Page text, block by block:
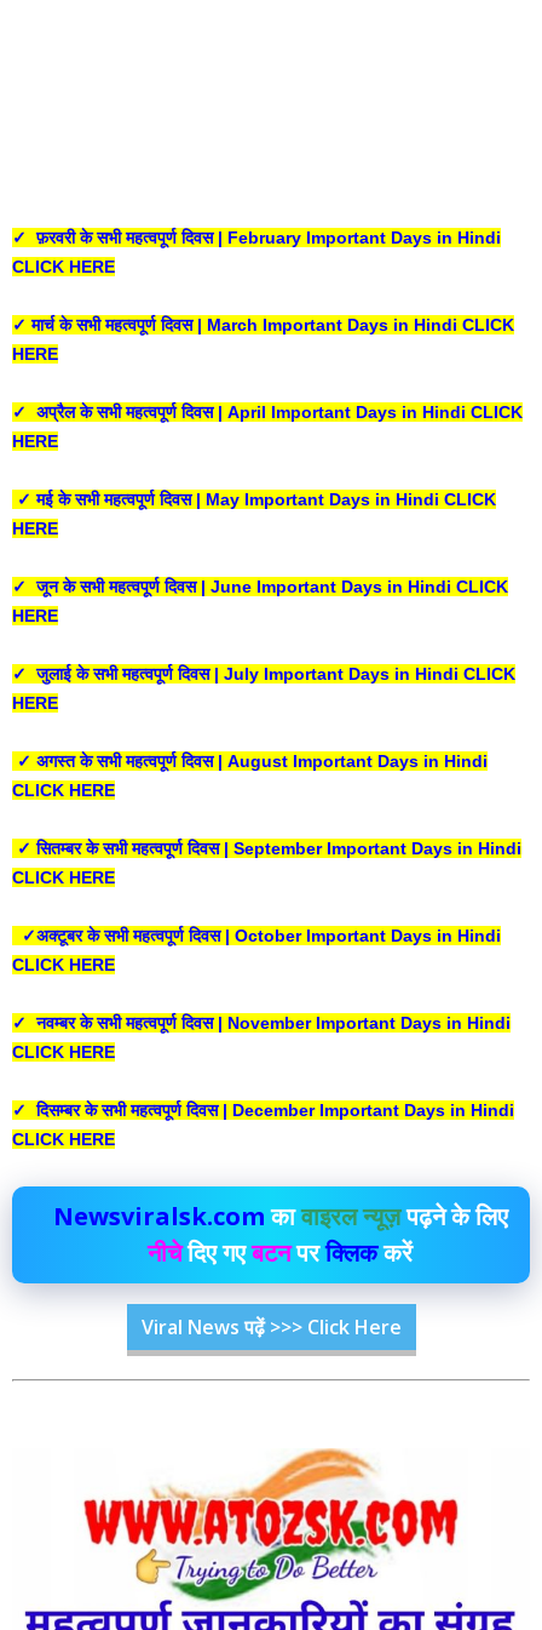
✓ फ़रवरी के सभी महत्वपूर्ण दिवस | February Important Days in Hindi
CLICK HERE
✓ मार्च के सभी महत्वपूर्ण दिवस | March Important Days in Hindi CLICK
HERE
✓ अप्रैल के सभी महत्वपूर्ण दिवस | April Important Days in Hindi CLICK
HERE
✓ मई के सभी महत्वपूर्ण दिवस | May Important Days in Hindi CLICK
HERE
✓ जून के सभी महत्वपूर्ण दिवस | June Important Days in Hindi CLICK
HERE
✓ जुलाई के सभी महत्वपूर्ण दिवस | July Important Days in Hindi CLICK
HERE
✓ अगस्त के सभी महत्वपूर्ण दिवस | August Important Days in Hindi
CLICK HERE
✓ सितम्बर के सभी महत्वपूर्ण दिवस | September Important Days in Hindi
CLICK HERE
✓अक्टूबर के सभी महत्वपूर्ण दिवस | October Important Days in Hindi
CLICK HERE
✓ नवम्बर के सभी महत्वपूर्ण दिवस | November Important Days in Hindi
CLICK HERE
✓ दिसम्बर के सभी महत्वपूर्ण दिवस | December Important Days in Hindi
CLICK HERE
Newsviralsk.comकावाइरल न्यूज़पढ़ने के लिए
नीचेदिए गएबटनपरक्लिककरें
Viral News पढ़ें >>> Click Here